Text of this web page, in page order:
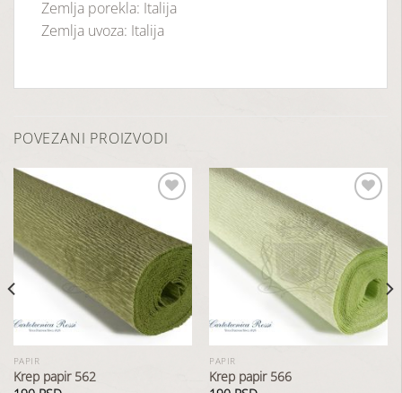
Zemlja porekla: Italija
Zemlja uvoza: Italija
POVEZANI PROIZVODI
Dodaj
u
listu
želja
PAPIR
Krep papir 562
Dodaj
u
listu
želja
PAPIR
Krep papir 566